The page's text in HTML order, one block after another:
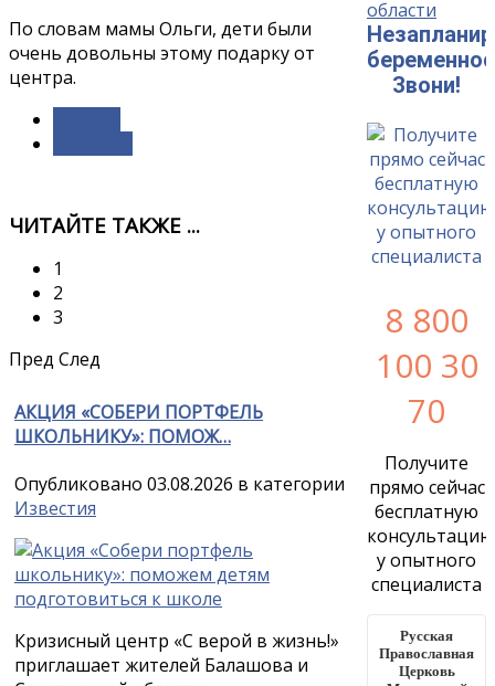
По словам мамы Ольги, дети были
очень довольны этому подарку от
центра.
ЧИТАЙТЕ ТАКЖЕ ...
1
2
3
Пред След
АКЦИЯ «СОБЕРИ ПОРТФЕЛЬ
ШКОЛЬНИКУ»: ПОМОЖ…
Опубликовано 03.08.2026 в категории
Известия
Кризисный центр «С верой в жизнь!»
приглашает жителей Балашова и
Звони!
8 800
100 30
70
Получите
прямо сейчас
бесплатную
консультацию
у опытного
специалиста
Русская
Православная
Церковь